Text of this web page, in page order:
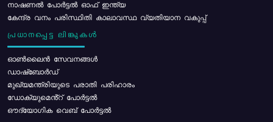
നാഷണൽ പോർട്ടൽ ഓഫ് ഇന്ത്യ
കേന്ദ്ര വനം പരിസ്ഥിതി കാലാവസ്ഥ വ്യതിയാന വകുപ്പ്
പ്രധാനപ്പെട്ട ലിങ്കുകൾ
ഓൺലൈൻ സേവനങ്ങൾ
ഡാഷ്ബോർഡ്
മുഖ്യമന്ത്രിയുടെ പരാതി പരിഹാരം
ഡോക്യുമെൻ്റ് പോർട്ടൽ
ഔദ്യോഗിക വെബ് പോർട്ടൽ